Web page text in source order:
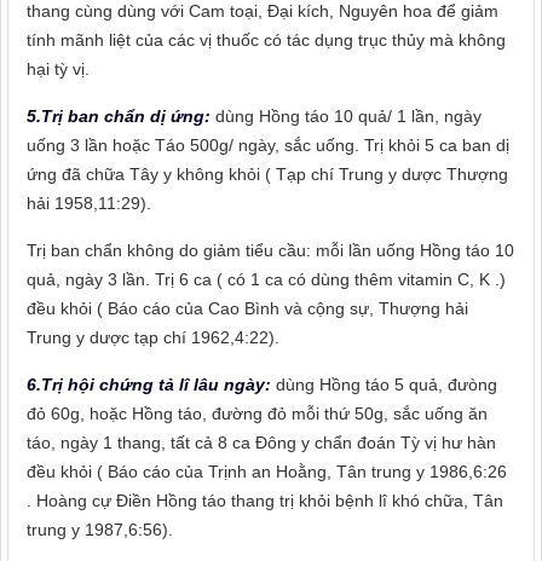
thang cùng dùng với Cam toại, Đại kích, Nguyên hoa để giảm
tính mãnh liệt của các vị thuốc có tác dụng trục thủy mà không
hại tỳ vị.
5.Trị ban chẩn dị ứng: dùng Hồng táo 10 quả/ 1 lần, ngày
uống 3 lần hoặc Táo 500g/ ngày, sắc uống. Trị khỏi 5 ca ban dị
ứng đã chữa Tây y không khỏi ( Tạp chí Trung y dược Thượng
hải 1958,11:29).
Trị ban chẩn không do giảm tiểu cầu: mỗi lần uống Hồng táo 10
quả, ngày 3 lần. Trị 6 ca ( có 1 ca có dùng thêm vitamin C, K .)
đều khỏi ( Báo cáo của Cao Bình và cộng sự, Thượng hải
Trung y dược tạp chí 1962,4:22).
6.Trị hội chứng tả lî lâu ngày: dùng Hồng táo 5 quả, đưòng
đỏ 60g, hoặc Hồng táo, đường đỏ mỗi thứ 50g, sắc uống ăn
táo, ngày 1 thang, tất cả 8 ca Đông y chẩn đoán Tỳ vị hư hàn
đều khỏi ( Báo cáo của Trịnh an Hoằng, Tân trung y 1986,6:26
. Hoàng cự Điền Hồng táo thang trị khỏi bệnh lî khó chữa, Tân
trung y 1987,6:56).